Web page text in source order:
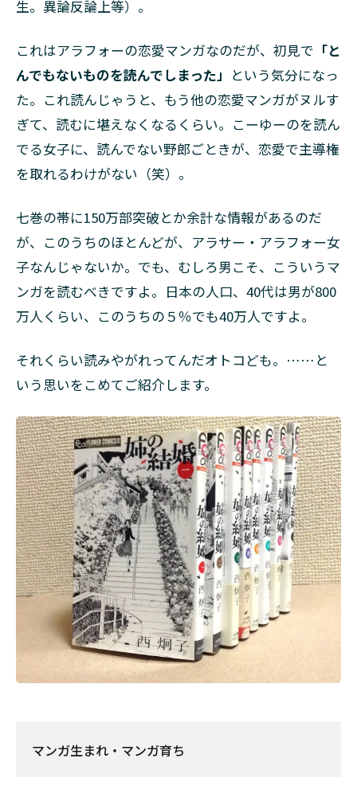
生。異論反論上等）。
これはアラフォーの恋愛マンガなのだが、初見で 「と
んでもないものを読んでしまった」 という気分になっ
た。これ読んじゃうと、もう他の恋愛マンガがヌルす
ぎて、読むに堪えなくなるくらい。こーゆーのを読ん
でる女子に、読んでない野郎ごときが、恋愛で主導権
を取れるわけがない（笑）。
七巻の帯に150万部突破とか余計な情報があるのだ
が、このうちのほとんどが、アラサー・アラフォー女
子なんじゃないか。でも、むしろ男こそ、こういうマ
ンガを読むべきですよ。日本の人口、40代は男が800
万人くらい、このうちの５％でも40万人ですよ。
それくらい読みやがれってんだオトコども。……と
いう思いをこめてご紹介します。
マンガ生まれ・マンガ育ち